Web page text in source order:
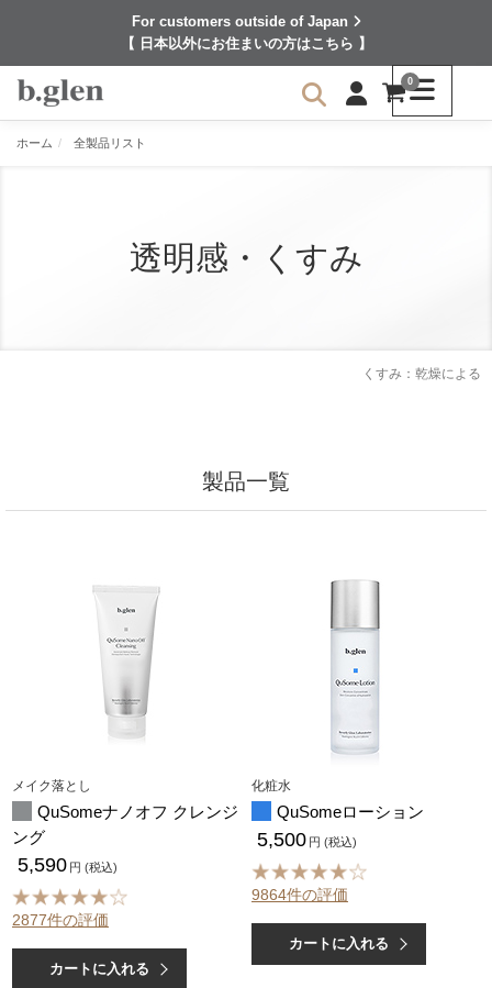
For customers outside of Japan
【 日本以外にお住まいの方はこちら 】
0
ホーム 全製品リスト
透明感・くすみ
くすみ：乾燥による
製品一覧
メイク落とし
QuSomeナノオフ クレンジ
ング
5,590 円 (税込)
2877件の評価
カートに入れる
化粧水
QuSomeローション
5,500 円 (税込)
9864件の評価
カートに入れる